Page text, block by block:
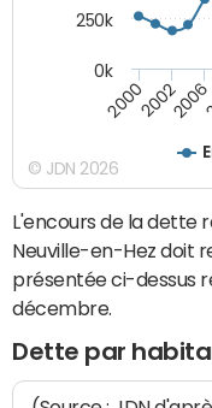
200020022006
0k
250k
© JDN 2026
L'encours de la dette
Neuville-en-Hez doit
présentée ci-dessus
décembre.
Dette par